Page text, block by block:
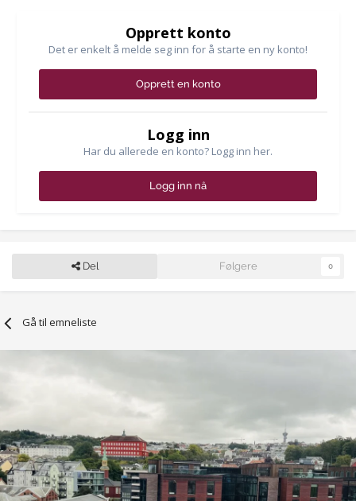
Opprett konto
Det er enkelt å melde seg inn for å starte en ny konto!
Opprett en konto
Logg inn
Har du allerede en konto? Logg inn her.
Logg inn nå
Del Følgere 0
Gå til emneliste